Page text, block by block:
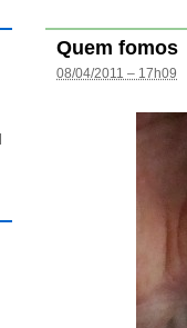
Quem fomos
08/04/2011 – 17h09